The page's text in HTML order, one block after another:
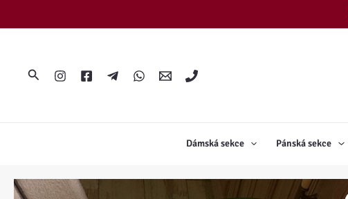
na
Hledat
Dámská sekce Pánská sekce